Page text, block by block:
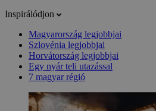
Inspirálódjon
Magyarország legjobbjai
Szlovénia legjobbjai
Horvátország legjobbjai
Egy nyár teli utazással
7 magyar régió